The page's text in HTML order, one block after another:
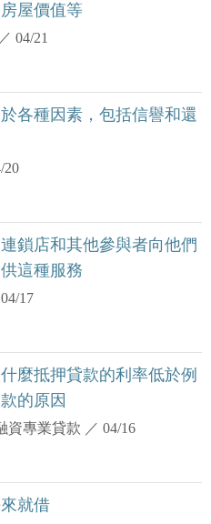
屋價值等
／04/21
各種因素，包括信譽和還
20
鎖店和其他參與者向他們
這種服務
04/17
麼抵押貸款的利率低於例
的原因
資專業貸款 ／04/16
就借